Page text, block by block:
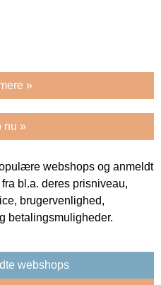
»
nu »
webshops og anmeldt
bl.a. deres prisniveau,
brugervenlighed,
betalingsmuligheder.
webshops